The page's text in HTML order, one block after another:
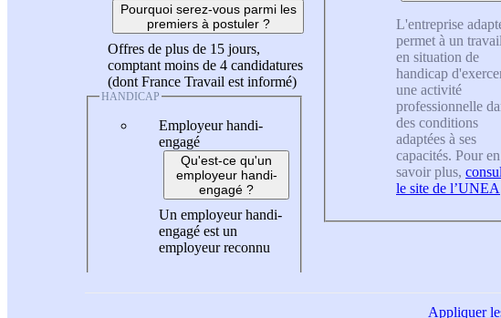
Pourquoi serez-vous parmi les
premiers à postuler ?
Offres de plus de 15 jours,
comptant moins de 4 candidatures
(dont France Travail est informé)
HANDICAP
Employeur handi-
engagé
Qu'est-ce qu'un
employeur handi-
engagé ?
Un employeur handi-
engagé est un
employeur reconnu
L'entreprise
permet à un
en situation de
handicap
une activité
professionnelle
des conditions
adaptées à ses
capacités. Pour en
savoir plus,
le site de l’UNEA
Appliquer